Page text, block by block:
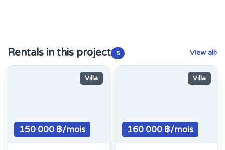
Rentals in this project 5 View all
Villa
150 000 ฿/mois
Villa
160 000 ฿/mois